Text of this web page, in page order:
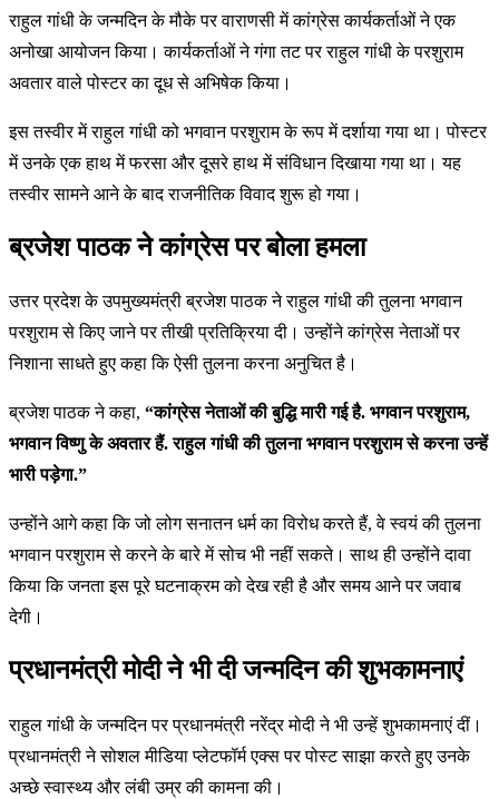
राहुल गांधी के जन्मदिन के मौके पर वाराणसी में कांग्रेस कार्यकर्ताओं ने एक
अनोखा आयोजन किया। कार्यकर्ताओं ने गंगा तट पर राहुल गांधी के परशुराम
अवतार वाले पोस्टर का दूध से अभिषेक किया।
इस तस्वीर में राहुल गांधी को भगवान परशुराम के रूप में दर्शाया गया था। पोस्टर
में उनके एक हाथ में फरसा और दूसरे हाथ में संविधान दिखाया गया था। यह
तस्वीर सामने आने के बाद राजनीतिक विवाद शुरू हो गया।
ब्रजेश पाठक ने कांग्रेस पर बोला हमला
उत्तर प्रदेश के उपमुख्यमंत्री ब्रजेश पाठक ने राहुल गांधी की तुलना भगवान
परशुराम से किए जाने पर तीखी प्रतिक्रिया दी। उन्होंने कांग्रेस नेताओं पर
निशाना साधते हुए कहा कि ऐसी तुलना करना अनुचित है।
ब्रजेश पाठक ने कहा, “कांग्रेस नेताओं की बुद्धि मारी गई है. भगवान परशुराम,
भगवान विष्णु के अवतार हैं. राहुल गांधी की तुलना भगवान परशुराम से करना उन्हें
भारी पड़ेगा.”
उन्होंने आगे कहा कि जो लोग सनातन धर्म का विरोध करते हैं, वे स्वयं की तुलना
भगवान परशुराम से करने के बारे में सोच भी नहीं सकते। साथ ही उन्होंने दावा
किया कि जनता इस पूरे घटनाक्रम को देख रही है और समय आने पर जवाब
देगी।
प्रधानमंत्री मोदी ने भी दी जन्मदिन की शुभकामनाएं
राहुल गांधी के जन्मदिन पर प्रधानमंत्री नरेंद्र मोदी ने भी उन्हें शुभकामनाएं दीं।
प्रधानमंत्री ने सोशल मीडिया प्लेटफॉर्म एक्स पर पोस्ट साझा करते हुए उनके
अच्छे स्वास्थ्य और लंबी उम्र की कामना की।